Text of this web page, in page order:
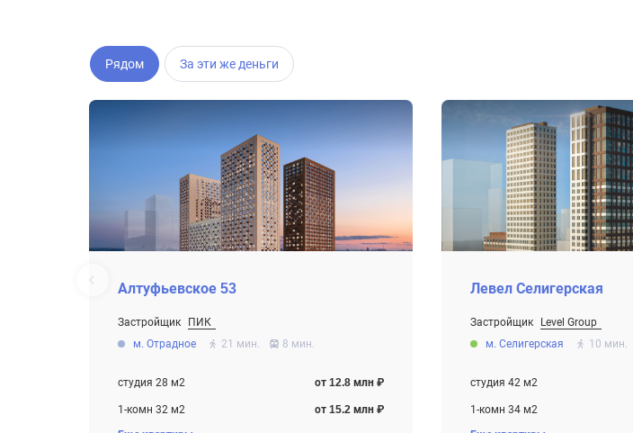
Рядом За эти же деньги
Алтуфьевское 53
Застройщик
ПИК
Строится , есть сданные корпуса
м. Отрадное 21 мин. 8 мин.
студия 28 м2 от 12.8 млн ₽
1-комн 32 м2 от 15.2 млн ₽
Левел Селигерская
Застройщик
Level Group
Строится , есть сданные корпуса
м. Селигерская 10 мин.
студия 42 м2
1-комн 34 м2